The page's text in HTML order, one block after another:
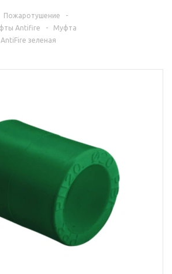
Пожаротушение
-
Antifire -
Муфта
зеленая